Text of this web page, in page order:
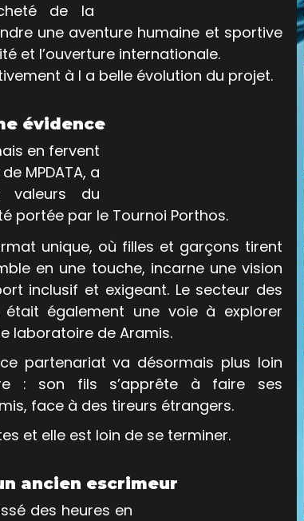
de la
une aventure humaine et sportive
et l’ouverture internationale.
à l a belle évolution du projet.
évidence
en fervent
MPDATA, a
valeurs du
portée par le Tournoi Porthos.
unique, où filles et garçons tirent
en une touche, incarne une vision
inclusif et exigeant. Le secteur des
était également une voie à explorer
laboratoire de Aramis.
partenariat va désormais plus loin
: son fils s’apprête à faire ses
face à des tireurs étrangers.
et elle est loin de se terminer.
ancien escrimeur
des heures en